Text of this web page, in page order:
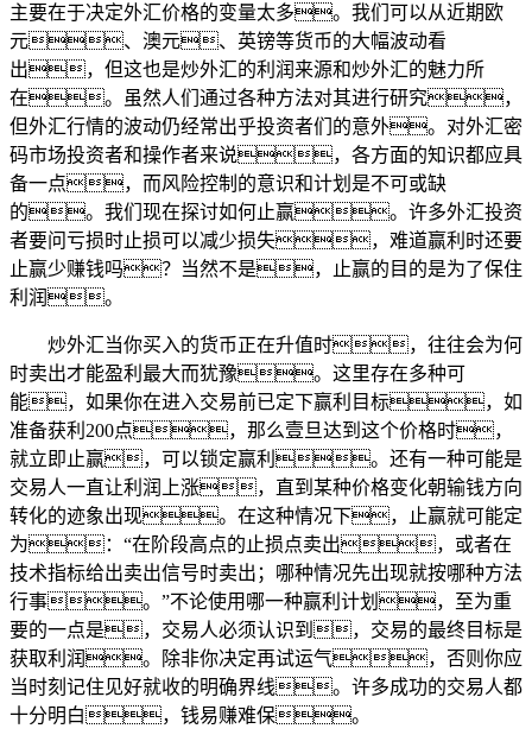
主要在于决定外汇价格的变量太多。我们可以从近期欧
元、澳元、英镑等货币的大幅波动看
出，但这也是炒外汇的利润来源和炒外汇的魅力所
在。虽然人们通过各种方法对其进行研究，
但外汇行情的波动仍经常出乎投资者们的意外。对外汇密
码市场投资者和操作者来说，各方面的知识都应具
备一点，而风险控制的意识和计划是不可或缺
的。我们现在探讨如何止赢。许多外汇投资
者要问亏损时止损可以减少损失，难道赢利时还要
止赢少赚钱吗？当然不是，止赢的目的是为了保住
利润。
炒外汇当你买入的货币正在升值时，往往会为何
时卖出才能盈利最大而犹豫。这里存在多种可
能，如果你在进入交易前已定下赢利目标，如
准备获利200点，那么壹旦达到这个价格时，
就立即止赢，可以锁定赢利。还有一种可能是
交易人一直让利润上涨，直到某种价格变化朝输钱方向
转化的迹象出现。在这种情况下，止赢就可能定
为：“在阶段高点的止损点卖出，或者在
技术指标给出卖出信号时卖出；哪种情况先出现就按哪种方法
行事。”不论使用哪一种赢利计划，至为重
要的一点是，交易人必须认识到，交易的最终目标是
获取利润。除非你决定再试运气，否则你应
当时刻记住见好就收的明确界线。许多成功的交易人都
十分明白，钱易赚难保。